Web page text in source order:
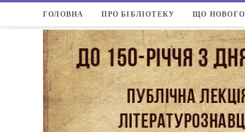
ГОЛОВНА ПРО БІБЛІОТЕКУ ЩО НОВОГО